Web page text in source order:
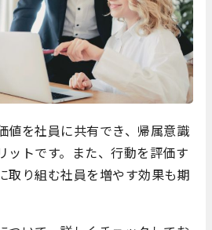
値を社員に共有でき、帰属意識
ットです。また、行動を評価す
取り組む社員を増やす効果も期